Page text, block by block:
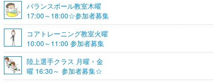
バランスボール教室木曜
17:00～18:00☆参加者募集
☆
コアトレーニング教室火曜
10:00～11:00 参加者募集
陸上選手クラス 月曜・金
曜 16:30～ 参加者募集☆